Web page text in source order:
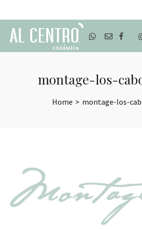
montage-los-
Home > montage-los-